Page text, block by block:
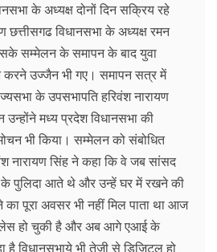
के अध्यक्ष दोनों दिन सक्रिय रहे
विधानसभा के अध्यक्ष रमन
सम्मेलन के समापन के बाद युवा
करने उज्जैन भी गए। समापन सत्र में
के उपसभापति हरिवंश नारायण
मध्य प्रदेश विधानसभा की
भी किया। सम्मेलन को संबोधित
नारायण सिंह ने कहा कि वे जब सांसद
पुलिदा आते थे और उन्हें घर में रखने की
का पूरा अवसर भी नहीं मिल पाता था आज
लेस हो चुकी है और अब आगे एआई के
है विधानसभाये भी तेजी से डिजिटल हो